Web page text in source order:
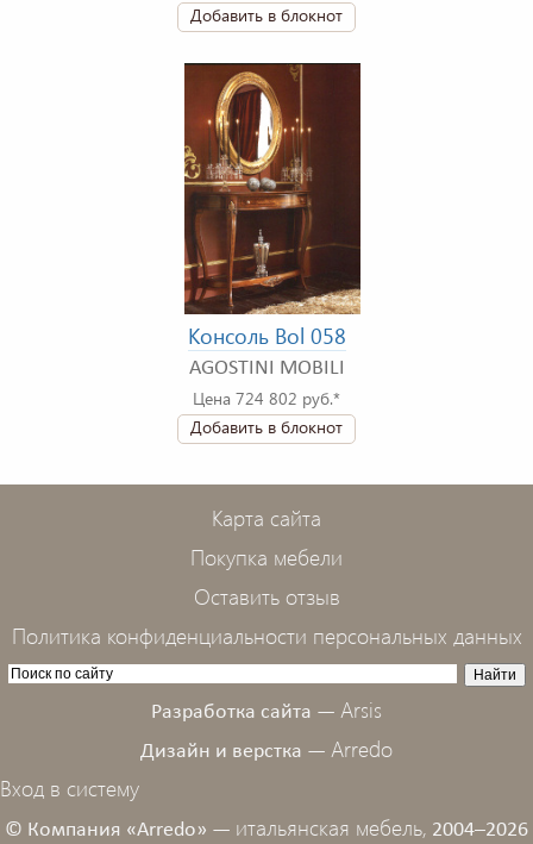
Добавить в блокнот
Консоль Bol 058
AGOSTINI MOBILI
Цена 724 802 руб.*
Добавить в блокнот
Карта сайта
Покупка мебели
Оставить отзыв
Политика конфиденциальности персональных данных
Разработка сайта — Arsis
Дизайн и верстка — Arredo
Вход в систему
© Компания «Arredo» — итальянская мебель, 2004–2026